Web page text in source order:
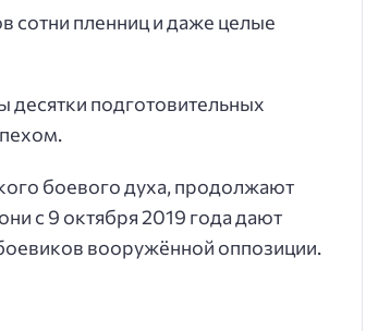
сотни пленниц и даже целые
подготовительных
боевого духа, продолжают
с 9 октября 2019 года дают
вооружённой оппозиции.